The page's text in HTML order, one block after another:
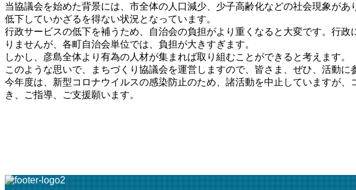
当協議会を始めた背景には、市全体の人口減少、少子高齢化などの社会現象が
低下していかざるを得ない状況となっています。
行政サービスの低下を補うため、自治会の負担がより重くなると大変です。行
りませんが、各町自治会単位では、負担が大きすぎます。
しかし、彦島全体より有為の人材が集まれば取り組むことができると考えます。
このような思いで、まちづくり協議会を運営しますので、皆さま、ぜひ、活動
今年度は、新型コロナウイルスの感染防止のため、諸活動を中止していますが
き、ご指導、ご支援願います。